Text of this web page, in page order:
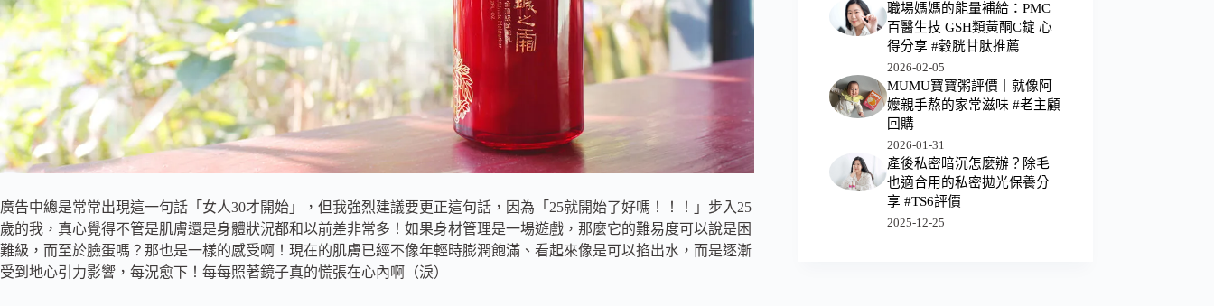
廣告中總是常常出現這一句話「女人30才開始」，但我強烈建議要更正這句話，因為「25就開始了好嗎！！！」步入25
歲的我，真心覺得不管是肌膚還是身體狀況都和以前差非常多！如果身材管理是一場遊戲，那麼它的難易度可以說是困
難級，而至於臉蛋嗎？ 那也是一樣的感受啊！現在的肌膚已經不像年輕時膨潤飽滿、看起來像是可以掐出水，而是逐漸
受到地心引力影響，每況愈下！每每照著鏡子真的慌張在心內啊（淚）
職場媽媽的能量補給：PMC
百醫生技 GSH類黃酮C錠 心
得分享 #穀胱甘肽推薦
2026-02-05
MUMU寶寶粥評價｜就像阿
嬤親手熬的家常滋味 #老主顧
回購
2026-01-31
產後私密暗沉怎麼辦？除毛
也適合用的私密拋光保養分
享 #TS6評價
2025-12-25